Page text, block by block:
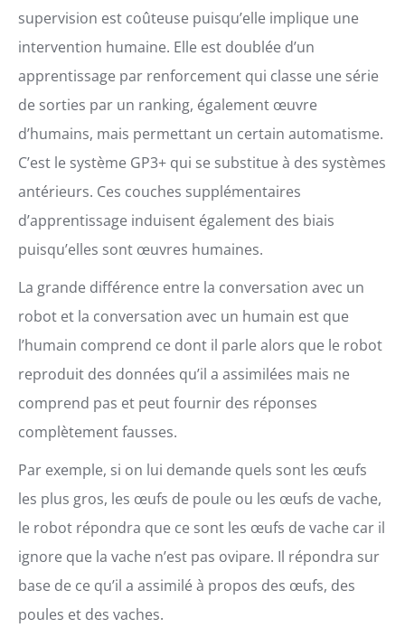
supervision est coûteuse puisqu’elle implique une
intervention humaine. Elle est doublée d’un
apprentissage par renforcement qui classe une série
de sorties par un ranking, également œuvre
d’humains, mais permettant un certain automatisme.
C’est le système GP3+ qui se substitue à des systèmes
antérieurs. Ces couches supplémentaires
d’apprentissage induisent également des biais
puisqu’elles sont œuvres humaines.
La grande différence entre la conversation avec un
robot et la conversation avec un humain est que
l’humain comprend ce dont il parle alors que le robot
reproduit des données qu’il a assimilées mais ne
comprend pas et peut fournir des réponses
complètement fausses.
Par exemple, si on lui demande quels sont les œufs
les plus gros, les œufs de poule ou les œufs de vache,
le robot répondra que ce sont les œufs de vache car il
ignore que la vache n’est pas ovipare. Il répondra sur
base de ce qu’il a assimilé à propos des œufs, des
poules et des vaches.